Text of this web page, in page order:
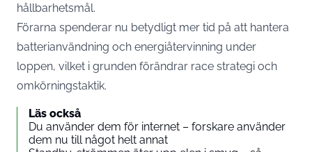
hållbarhetsmål.
Förarna spenderar nu betydligt mer tid på att hantera
batterianvändning och energiåtervinning under
loppen, vilket i grunden förändrar race strategi och
omkörningstaktik.
Läs också
Du använder dem för internet – forskare använder
dem nu till något helt annat